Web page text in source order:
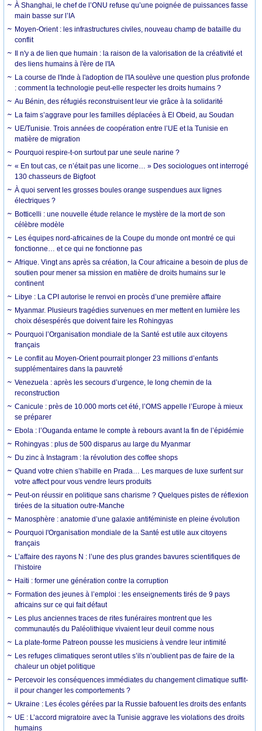
À Shanghai, le chef de l’ONU refuse qu’une poignée de puissances fasse
main basse sur l’IA
Moyen-Orient : les infrastructures civiles, nouveau champ de bataille du
conflit
Il n'y a de lien que humain : la raison de la valorisation de la créativité et
des liens humains à l'ère de l'IA
La course de l'Inde à l'adoption de l'IA soulève une question plus profonde
: comment la technologie peut-elle respecter les droits humains ?
Au Bénin, des réfugiés reconstruisent leur vie grâce à la solidarité
La faim s’aggrave pour les familles déplacées à El Obeid, au Soudan
UE/Tunisie. Trois années de coopération entre l’UE et la Tunisie en
matière de migration
Pourquoi respire-t-on surtout par une seule narine ?
« En tout cas, ce n’était pas une licorne… » Des sociologues ont interrogé
130 chasseurs de Bigfoot
À quoi servent les grosses boules orange suspendues aux lignes
électriques ?
Botticelli : une nouvelle étude relance le mystère de la mort de son
célèbre modèle
Les équipes nord-africaines de la Coupe du monde ont montré ce qui
fonctionne… et ce qui ne fonctionne pas
Afrique. Vingt ans après sa création, la Cour africaine a besoin de plus de
soutien pour mener sa mission en matière de droits humains sur le
continent
Libye : La CPI autorise le renvoi en procès d’une première affaire
Myanmar. Plusieurs tragédies survenues en mer mettent en lumière les
choix désespérés que doivent faire les Rohingyas
Pourquoi l’Organisation mondiale de la Santé est utile aux citoyens
français
Le conflit au Moyen-Orient pourrait plonger 23 millions d’enfants
supplémentaires dans la pauvreté
Venezuela : après les secours d’urgence, le long chemin de la
reconstruction
Canicule : près de 10.000 morts cet été, l’OMS appelle l’Europe à mieux
se préparer
Ebola : l’Ouganda entame le compte à rebours avant la fin de l’épidémie
Rohingyas : plus de 500 disparus au large du Myanmar
Du zinc à Instagram : la révolution des coffee shops
Quand votre chien s’habille en Prada… Les marques de luxe surfent sur
votre affect pour vous vendre leurs produits
Peut-on réussir en politique sans charisme ? Quelques pistes de réflexion
tirées de la situation outre-Manche
Manosphère : anatomie d’une galaxie antiféministe en pleine évolution
Pourquoi l'Organisation mondiale de la Santé est utile aux citoyens
français
L’affaire des rayons N : l’une des plus grandes bavures scientifiques de
l’histoire
Haïti : former une génération contre la corruption
Formation des jeunes à l’emploi : les enseignements tirés de 9 pays
africains sur ce qui fait défaut
Les plus anciennes traces de rites funéraires montrent que les
communautés du Paléolithique vivaient leur deuil comme nous
La plate-forme Patreon pousse les musiciens à vendre leur intimité
Les refuges climatiques seront utiles s’ils n’oublient pas de faire de la
chaleur un objet politique
Percevoir les conséquences immédiates du changement climatique suffit-
il pour changer les comportements ?
Ukraine : Les écoles gérées par la Russie bafouent les droits des enfants
UE : L’accord migratoire avec la Tunisie aggrave les violations des droits
humains